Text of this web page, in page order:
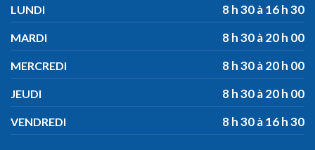
LUNDI 8 h 30 à 16 h 30
MARDI 8 h 30 à 20 h 00
MERCREDI 8 h 30 à 20 h 00
JEUDI 8 h 30 à 20 h 00
VENDREDI 8 h 30 à 16 h 30